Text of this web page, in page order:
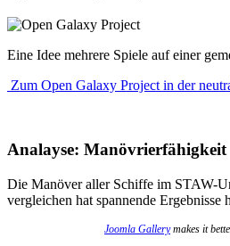
Eine Idee mehrere Spiele auf einer
Zum Open Galaxy Project in der
Analayse: Manövrierfähigkeit
Die Manöver aller Schiffe im STAW-
vergleichen hat spannende Ergebnisse
Joomla Gallerymakes it